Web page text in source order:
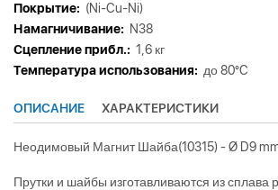
Покрытие: (Ni-Cu-Ni)
Намагничивание: N38
Сцепление прибл.: 1,6 кг
Tемпература использования: до 80°C
ОПИСАНИЕ ХАРАКТЕРИСТИКИ
Неодимовый Магнит Шайба(10315) - Ø D9 mm
Прутки и шайбы изготавливаются из сплава